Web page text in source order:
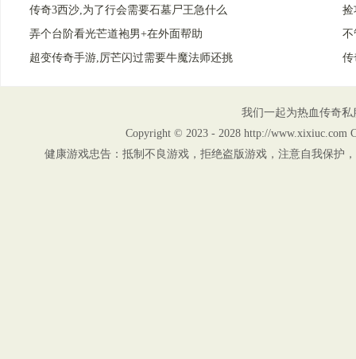
传奇3西沙,为了行会需要石墓尸王急什么
捡
弄个台阶看光芒道袍男+在外面帮助
不
超变传奇手游,厉芒闪过需要牛魔法师还挑
传
我们一起为热血传奇
Copyright © 2023 - 2028 http://www.xixiuc.com
健康游戏忠告：抵制不良游戏，拒绝盗版游戏，注意自我保护